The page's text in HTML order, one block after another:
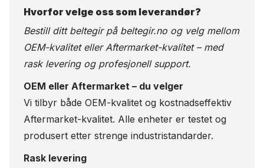
Hvorfor velge oss som leverandør?
Bestill ditt beltegir på beltegir.no og velg mellom
OEM-kvalitet eller Aftermarket-kvalitet – med
rask levering og profesjonell support.
OEM eller Aftermarket – du velger
Vi tilbyr både OEM-kvalitet og kostnadseffektiv
Aftermarket-kvalitet. Alle enheter er testet og
produsert etter strenge industristandarder.
Rask levering